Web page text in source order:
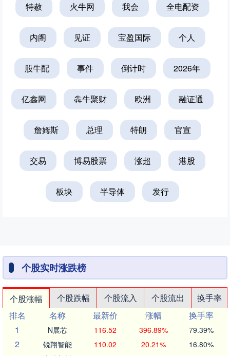
特赦 火牛网 我会 全电配资
内阁 见证 宝盈国际 个人
股牛配 事件 倒计时 2026年
亿鑫网 犇牛聚财 欧洲 融证通
詹姆斯 总理 特朗 官宣
交易 博易股票 涨超 港股
板块 半导体 发行
个股实时涨跌榜
个股涨幅 个股跌幅 个股流入 个股流出
换手率
排名
名称 最新价 涨幅
换手率
1
N展芯 116.52 396.89% 79.39%
2 锐翔智能 110.02 20.21% 16.80%